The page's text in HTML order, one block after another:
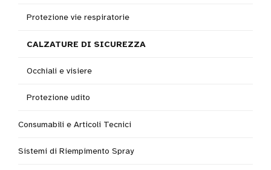
Protezione vie respiratorie
CALZATURE DI SICUREZZA
Occhiali e visiere
Protezione udito
Consumabili e Articoli Tecnici
Sistemi di Riempimento Spray